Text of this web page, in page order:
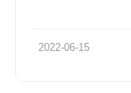
2022-06-15